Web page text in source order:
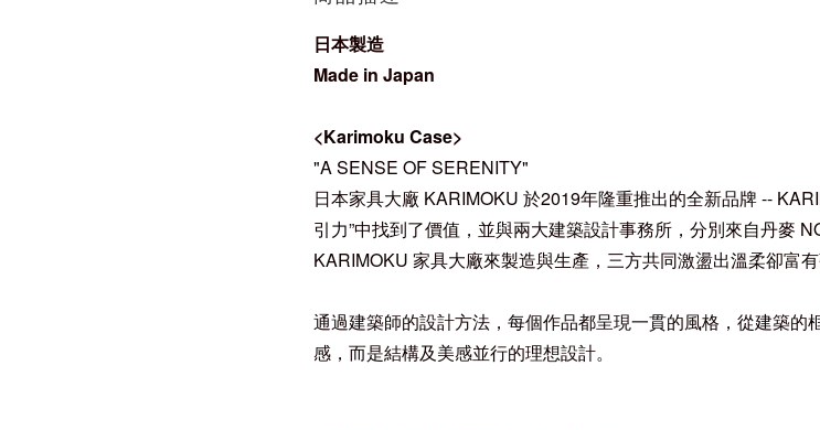
日本製造
Made in Japan
<Karimoku Case>
"A SENSE OF SERENITY"
日本家具大廠 KARIMOKU 於2019年隆重推出的全新品牌 --
引力”中找到了價值，並與兩大建築設計事務所，分別來自丹麥
KARIMOKU 家具大廠來製造與生產，三方共同激盪出溫柔卻富有
通過建築師的設計方法，每個作品都呈現一貫的風格，從建築
感，而是結構及美感並行的理想設計。